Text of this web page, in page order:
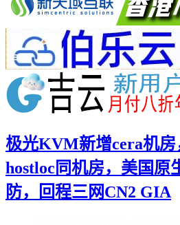
极光KVM新增cera机
hostloc同机房，美国原
防，回程三网CN2 GIA